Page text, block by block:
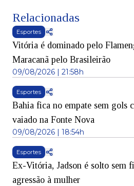
Relacionadas
Esportes
Vitória é dominado pelo
Maracanã pelo Brasileirão
09/08/2026 | 21:58h
Esportes
Bahia fica no empate sem gols
vaiado na Fonte Nova
09/08/2026 | 18:54h
Esportes
Ex-Vitória, Jadson é solto sem
agressão à mulher